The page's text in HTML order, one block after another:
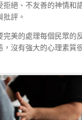
拒絕、不友善的神情和
評。
完美的處理每個民眾的
，沒有強大的心理素質